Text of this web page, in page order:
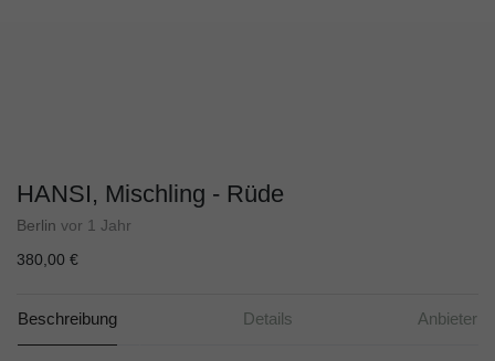
HANSI, Mischling - Rüde
Berlin vor 1 Jahr
380,00 €
Beschreibung Details Anbieter